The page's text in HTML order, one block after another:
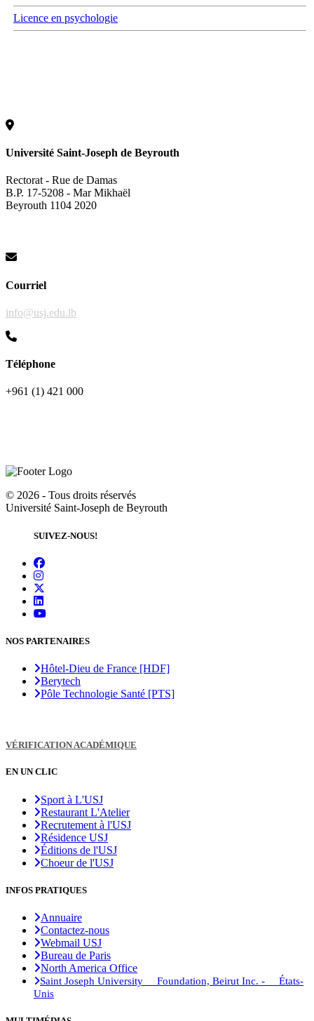
Licence en psychologie
Université Saint-Joseph de Beyrouth
Rectorat - Rue de Damas
B.P. 17-5208 - Mar Mikhaël
Beyrouth 1104 2020
Courriel
info@usj.edu.lb
Téléphone
+961 (1) 421 000
© 2026 - Tous droits réservés
Université Saint-Joseph de Beyrouth
SUIVEZ-NOUS!
NOS PARTENAIRES
Hôtel-Dieu de France [HDF]
Berytech
Pôle Technologie Santé [PTS]
VÉRIFICATION ACADÉMIQUE
EN UN CLIC
Sport à L'USJ
Restaurant L'Atelier
Recrutement à l'USJ
Résidence USJ
Éditions de l'USJ
Choeur de l'USJ
INFOS PRATIQUES
Annuaire
Contactez-nous
Webmail USJ
Bureau de Paris
North America Office
Saint Joseph University Foundation, Beirut Inc. - États-
Unis